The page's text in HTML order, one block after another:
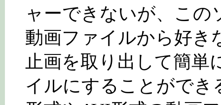
ャーできないが、この
動画ファイルから好き
止画を取り出して簡単
イルにすることができ